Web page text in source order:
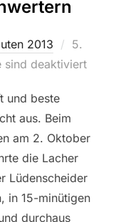
2013
am
5.
sind deaktiviert
und beste
aus. Beim
am 2. Oktober
die Lacher
Lüdenscheider
in 15-minütigen
durchaus